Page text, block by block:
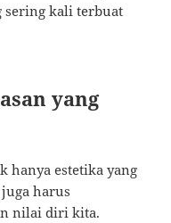
sering kali terbuat
yang
hanya estetika yang
harus
nilai diri kita.